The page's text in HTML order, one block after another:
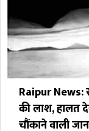
Raipur News:
की लाश, हालत
चौंकाने वाली